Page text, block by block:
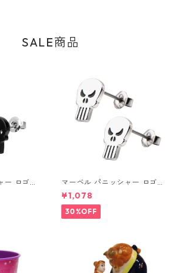
SALE商品
ー ロゴス
ク MARV
マーベル パニッシャー ロゴス
タッドピアス シルバー MARV
EL
¥1,078
30%OFF